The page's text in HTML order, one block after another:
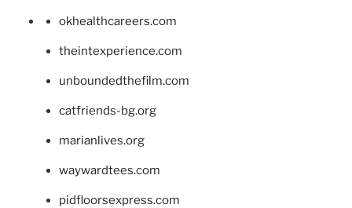
okhealthcareers.com
theintexperience.com
unboundedthefilm.com
catfriends-bg.org
marianlives.org
waywardtees.com
pidfloorsexpress.com